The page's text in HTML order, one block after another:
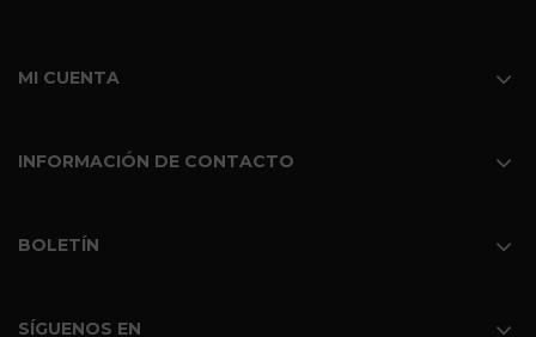
MI CUENTA
INFORMACIÓN DE CONTACTO
BOLETÍN
SÍGUENOS EN